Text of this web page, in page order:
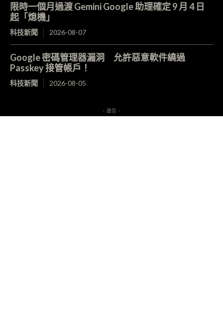
限時一個月過渡 Gemini Google 助理確定 9 月 4 日
起「熄機」
科技新聞 2026-08-07
Google 密碼管理器漏洞 允許惡意軟件繞過
Passkey 接管帳戶！
科技新聞 2026-08-05
- 廣告 -